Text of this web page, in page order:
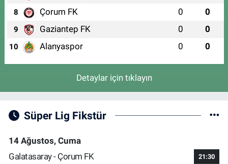
8 Çorum FK 0 0
9 Gaziantep FK 0 0
10 Alanyaspor 0 0
Detaylar için tıklayın
Süper Lig Fikstür
14 Ağustos, Cuma
Galatasaray - Çorum FK
21:30